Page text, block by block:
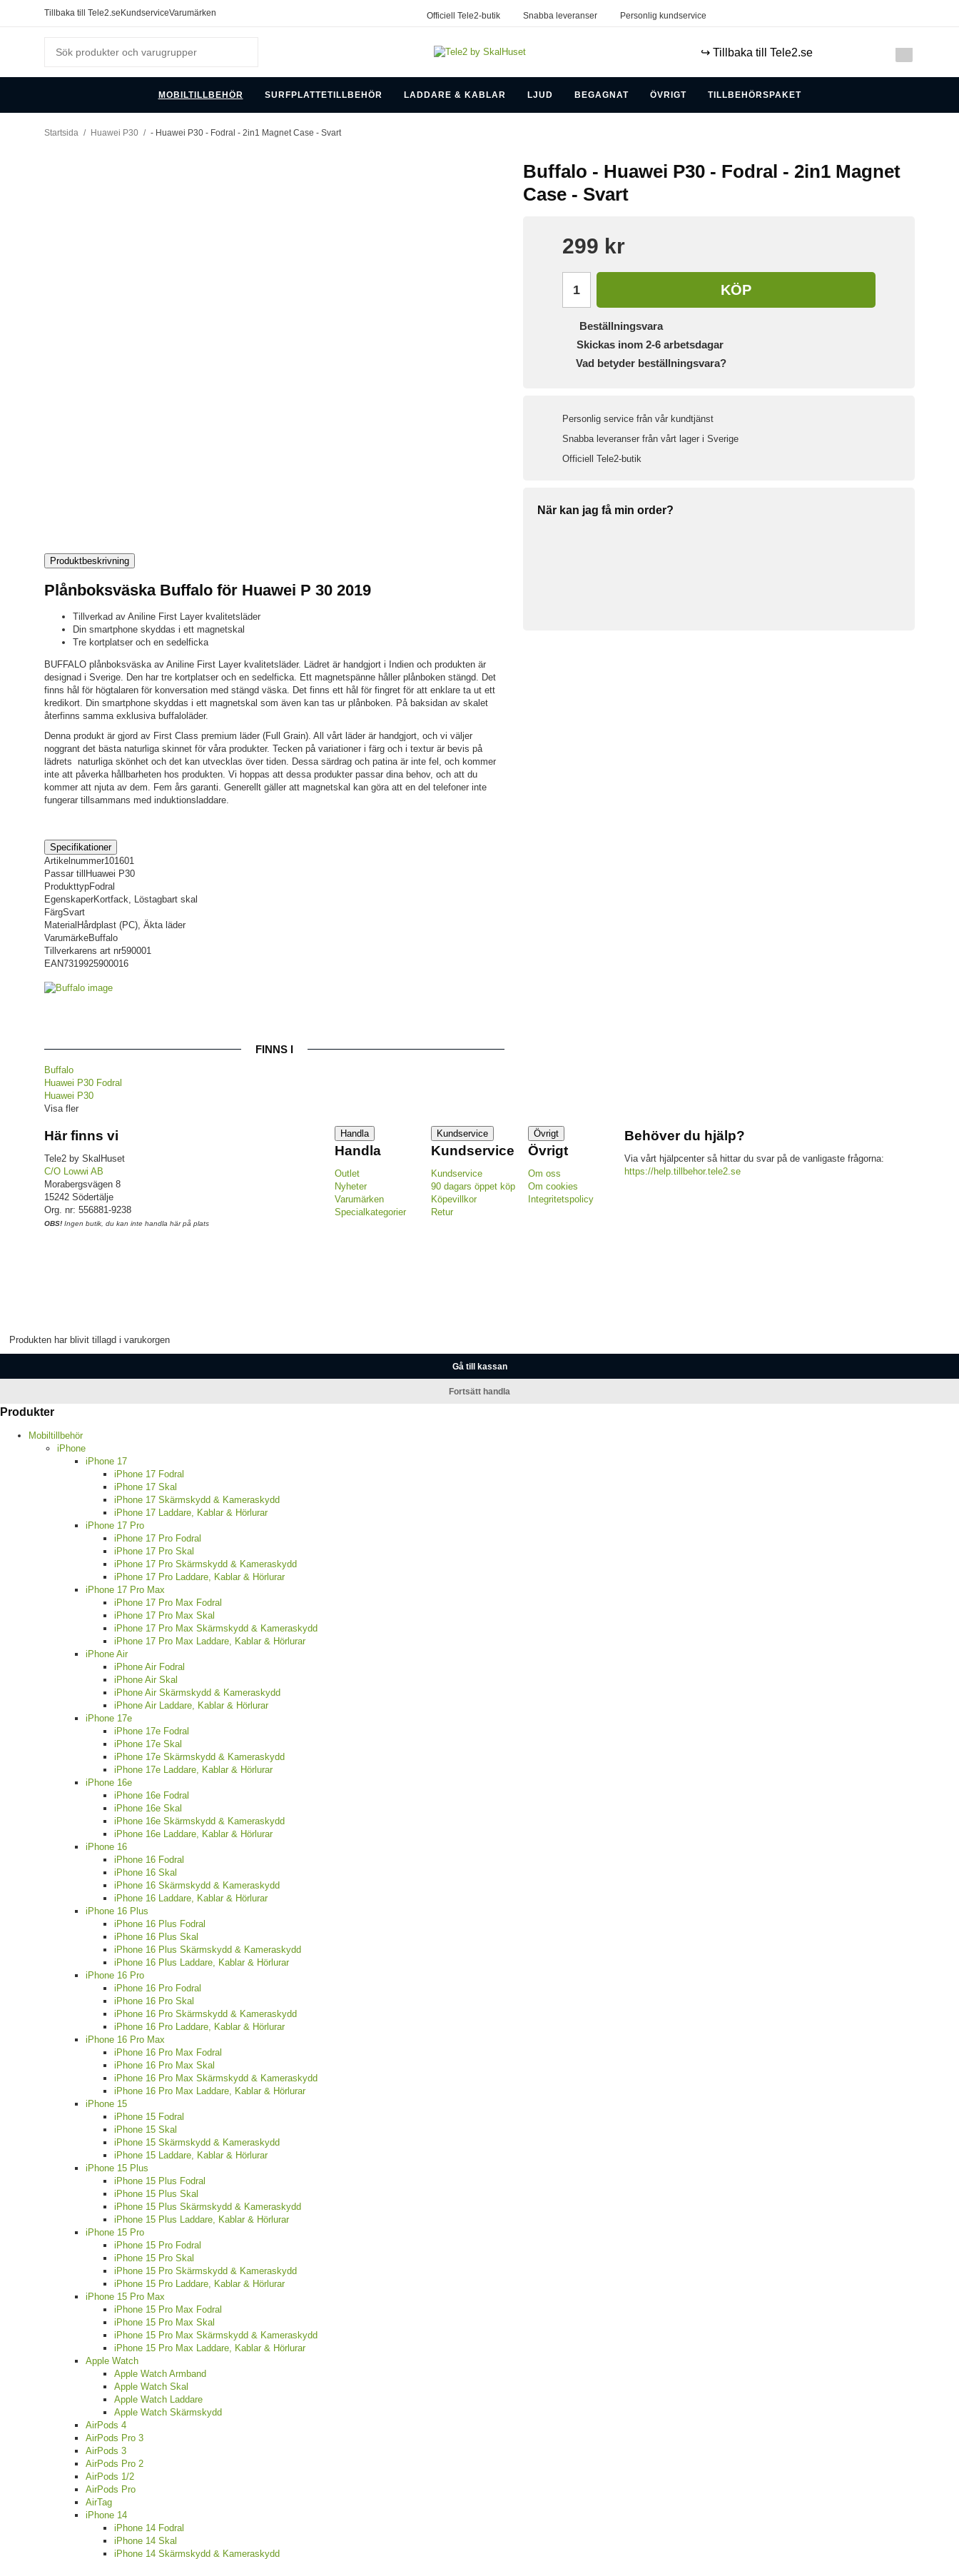
Tillbaka till Tele2.se KundserviceVarumärken Officiell Tele2-butik Snabba leveranser Personlig kundservice
↪️ Tillbaka till Tele2.se
MOBILTILLBEHÖR SURFPLATTETILLBEHÖR LADDARE & KABLAR LJUD BEGAGNAT ÖVRIGT TILLBEHÖRSPAKET
Startsida / Huawei P30 / - Huawei P30 - Fodral - 2in1 Magnet Case - Svart
Buffalo - Huawei P30 - Fodral - 2in1 Magnet
Case - Svart
299 kr
KÖP
Beställningsvara
Skickas inom 2-6 arbetsdagar
Vad betyder beställningsvara?
Personlig service från vår kundtjänst
Snabba leveranser från vårt lager i Sverige
Officiell Tele2-butik
När kan jag få min order?
Produktbeskrivning
Plånboksväska Buffalo för Huawei P 30 2019
Tillverkad av Aniline First Layer kvalitetsläder
Din smartphone skyddas i ett magnetskal
Tre kortplatser och en sedelficka
BUFFALO plånboksväska av Aniline First Layer kvalitetsläder. Lädret är handgjort i Indien och produkten är
designad i Sverige. Den har tre kortplatser och en sedelficka. Ett magnetspänne håller plånboken stängd. Det
finns hål för högtalaren för konversation med stängd väska. Det finns ett hål för fingret för att enklare ta ut ett
kredikort. Din smartphone skyddas i ett magnetskal som även kan tas ur plånboken. På baksidan av skalet
återfinns samma exklusiva buffaloläder.
Denna produkt är gjord av First Class premium läder (Full Grain). All vårt läder är handgjort, och vi väljer
noggrant det bästa naturliga skinnet för våra produkter. Tecken på variationer i färg och i textur är bevis på
lädrets naturliga skönhet och det kan utvecklas över tiden. Dessa särdrag och patina är inte fel, och kommer
inte att påverka hållbarheten hos produkten. Vi hoppas att dessa produkter passar dina behov, och att du
kommer att njuta av dem. Fem års garanti. Generellt gäller att magnetskal kan göra att en del telefoner inte
fungerar tillsammans med induktionsladdare.
Specifikationer
Artikelnummer101601
Passar till Huawei P30
ProdukttypFodral
EgenskaperKortfack, Löstagbart skal
FärgSvart
Material Hårdplast (PC), Äkta läder
VarumärkeBuffalo
Tillverkarens art nr590001
EAN7319925900016
FINNS I
Buffalo
Huawei P30 Fodral
Huawei P30
Visa fler
Här finns vi
Tele2 by SkalHuset
C/O Lowwi AB
Morabergsvägen 8
15242 Södertälje
Org. nr: 556881-9238
OBS! Ingen butik, du kan inte handla här på plats
Handla
Handla
Outlet
Nyheter
Varumärken
Specialkategorier
Kundservice
Kundservice
Kundservice
90 dagars öppet köp
Köpevillkor
Retur
Övrigt
Övrigt
Om oss
Om cookies
Integritetspolicy
Behöver du hjälp?
Via vårt hjälpcenter så hittar du svar på de vanligaste frågorna:
https://help.tillbehor.tele2.se
Produkten har blivit tillagd i varukorgen
Gå till kassan
Fortsätt handla
Produkter
Mobiltillbehör
iPhone
iPhone 17
iPhone 17 Fodral
iPhone 17 Skal
iPhone 17 Skärmskydd & Kameraskydd
iPhone 17 Laddare, Kablar & Hörlurar
iPhone 17 Pro
iPhone 17 Pro Fodral
iPhone 17 Pro Skal
iPhone 17 Pro Skärmskydd & Kameraskydd
iPhone 17 Pro Laddare, Kablar & Hörlurar
iPhone 17 Pro Max
iPhone 17 Pro Max Fodral
iPhone 17 Pro Max Skal
iPhone 17 Pro Max Skärmskydd & Kameraskydd
iPhone 17 Pro Max Laddare, Kablar & Hörlurar
iPhone Air
iPhone Air Fodral
iPhone Air Skal
iPhone Air Skärmskydd & Kameraskydd
iPhone Air Laddare, Kablar & Hörlurar
iPhone 17e
iPhone 17e Fodral
iPhone 17e Skal
iPhone 17e Skärmskydd & Kameraskydd
iPhone 17e Laddare, Kablar & Hörlurar
iPhone 16e
iPhone 16e Fodral
iPhone 16e Skal
iPhone 16e Skärmskydd & Kameraskydd
iPhone 16e Laddare, Kablar & Hörlurar
iPhone 16
iPhone 16 Fodral
iPhone 16 Skal
iPhone 16 Skärmskydd & Kameraskydd
iPhone 16 Laddare, Kablar & Hörlurar
iPhone 16 Plus
iPhone 16 Plus Fodral
iPhone 16 Plus Skal
iPhone 16 Plus Skärmskydd & Kameraskydd
iPhone 16 Plus Laddare, Kablar & Hörlurar
iPhone 16 Pro
iPhone 16 Pro Fodral
iPhone 16 Pro Skal
iPhone 16 Pro Skärmskydd & Kameraskydd
iPhone 16 Pro Laddare, Kablar & Hörlurar
iPhone 16 Pro Max
iPhone 16 Pro Max Fodral
iPhone 16 Pro Max Skal
iPhone 16 Pro Max Skärmskydd & Kameraskydd
iPhone 16 Pro Max Laddare, Kablar & Hörlurar
iPhone 15
iPhone 15 Fodral
iPhone 15 Skal
iPhone 15 Skärmskydd & Kameraskydd
iPhone 15 Laddare, Kablar & Hörlurar
iPhone 15 Plus
iPhone 15 Plus Fodral
iPhone 15 Plus Skal
iPhone 15 Plus Skärmskydd & Kameraskydd
iPhone 15 Plus Laddare, Kablar & Hörlurar
iPhone 15 Pro
iPhone 15 Pro Fodral
iPhone 15 Pro Skal
iPhone 15 Pro Skärmskydd & Kameraskydd
iPhone 15 Pro Laddare, Kablar & Hörlurar
iPhone 15 Pro Max
iPhone 15 Pro Max Fodral
iPhone 15 Pro Max Skal
iPhone 15 Pro Max Skärmskydd & Kameraskydd
iPhone 15 Pro Max Laddare, Kablar & Hörlurar
Apple Watch
Apple Watch Armband
Apple Watch Skal
Apple Watch Laddare
Apple Watch Skärmskydd
AirPods 4
AirPods Pro 3
AirPods 3
AirPods Pro 2
AirPods 1/2
AirPods Pro
AirTag
iPhone 14
iPhone 14 Fodral
iPhone 14 Skal
iPhone 14 Skärmskydd & Kameraskydd